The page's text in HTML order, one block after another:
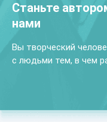
Станьте
нами
Вы творческий
с людьми тем, в чем